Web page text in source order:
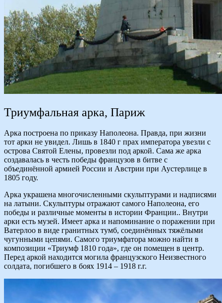
Триумфальная арка, Париж
Арка построена по приказу Наполеона. Правда, при жизни
тот арки не увидел. Лишь в 1840 г прах императора увезли с
острова Святой Елены, провезли под аркой. Сама же арка
создавалась в честь победы французов в битве с
объединённой армией России и Австрии при Аустерлице в
1805 году.
Арка украшена многочисленными скульптурами и надписями
на латыни. Скульптуры отражают самого Наполеона, его
победы и различные моменты в истории Франции.. Внутри
арки есть музей. Имеет арка и напоминание о поражении при
Ватерлоо в виде гранитных тумб, соединённых тяжёлыми
чугунными цепями. Самого триумфатора можно найти в
композиции «Триумф 1810 года», где он помещен в центр.
Перед аркой находится могила французского Неизвестного
солдата, погибшего в боях 1914 – 1918 г.г.